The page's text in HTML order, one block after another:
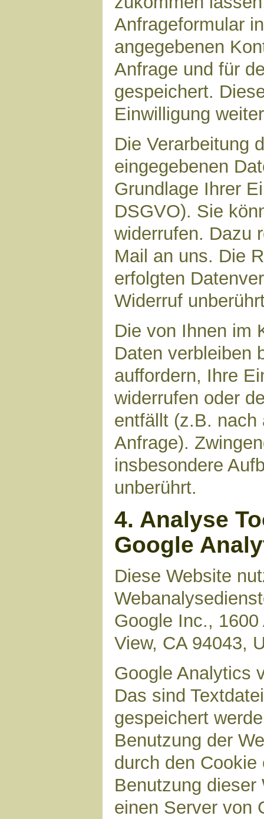
Anfrageformular
angegebenen
Anfrage und für
gespeichert.
Einwilligung
Die Verarbeitung
eingegebenen
Grundlage Ihrer
DSGVO). Sie
widerrufen. Dazu
Mail an uns. Die
erfolgten
Widerruf
Die von Ihnen im
Daten verbleiben
auffordern, Ihre
widerrufen oder
entfällt (z.B. nach
Anfrage).
insbesondere
unberührt.
4. Analyse
Google
Diese Website
Google Inc.,
View, CA 94043,
Google Analytics
Das sind
gespeichert
Benutzung der
durch den
Benutzung dieser
einen Server von